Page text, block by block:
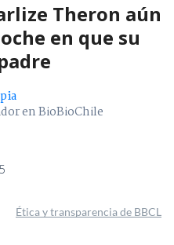
Theron aún
en que su
en BioBioChile
Ética y transparencia de BBCL